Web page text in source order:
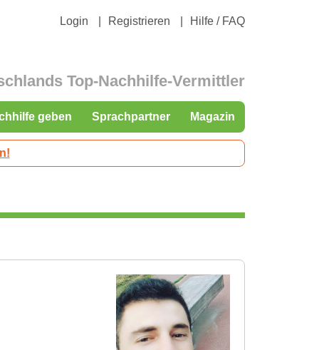
Login Registrieren Hilfe / FAQ
Top-Nachhilfe-Vermittler
geben Sprachpartner Magazin